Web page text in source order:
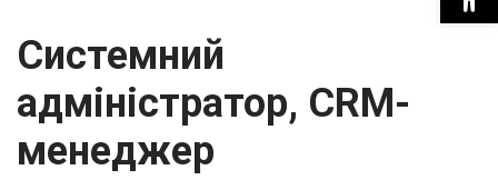
Системний
адміністратор, CRM-
менеджер